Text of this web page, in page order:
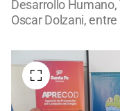
Desarrollo
Oscar Dolzani,